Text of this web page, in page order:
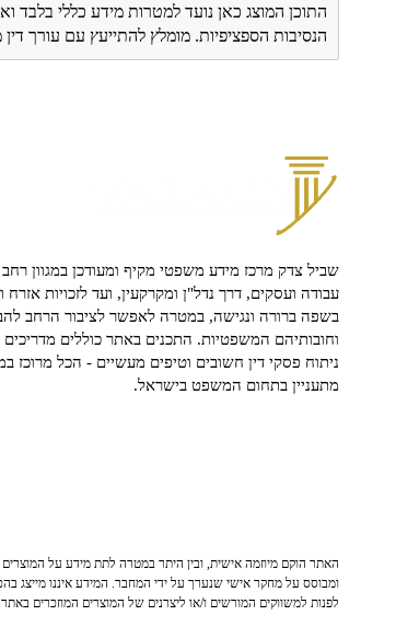
התוכן המוצג כאן נועד למטרות מידע כללי בלבד
הנסיבות הספציפיות. מומלץ להתייעץ עם עורך
שביל צדק מרכז מידע משפטי מקיף ומעודכן במגוון
עבודה ועסקים, דרך נדל"ן ומקרקעין, ועד לזכויות
בשפה ברורה ונגישה, במטרה לאפשר לציבור הרחב
וחובותיהם המשפטיות. התכנים באתר כוללים מדריכים
ניתוח פסקי דין חשובים וטיפים מעשיים - הכל מרוכז
מתעניין בתחום המשפט בישראל.
האתר הוקם מיוזמה אישית, ובין היתר במטרה לתת מידע על המוצרים
ומבוסס על מחקר אישי שנערך על ידי המחבר. המידע איננו מייצג
לפנות למשווקים המורשים ו/או ליצרנים של המוצרים המוזכרים באתר.